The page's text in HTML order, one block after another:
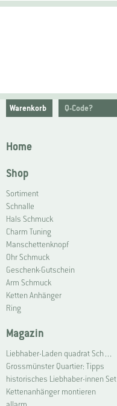
Warenkorb
Home
Shop
Sortiment
Schnalle
Hals Schmuck
Charm Tuning
Manschettenknopf
Ohr Schmuck
Geschenk-Gutschein
Arm Schmuck
Ketten Anhänger
Ring
Magazin
Liebhaber-Laden quadrat Schmuck Grossmünster | Connoisseur Shop quadrat jewellery Grossmünster
Grossmünster Quartier: Tipps
historisches Liebhaber-innen Set
Kettenanhänger montieren